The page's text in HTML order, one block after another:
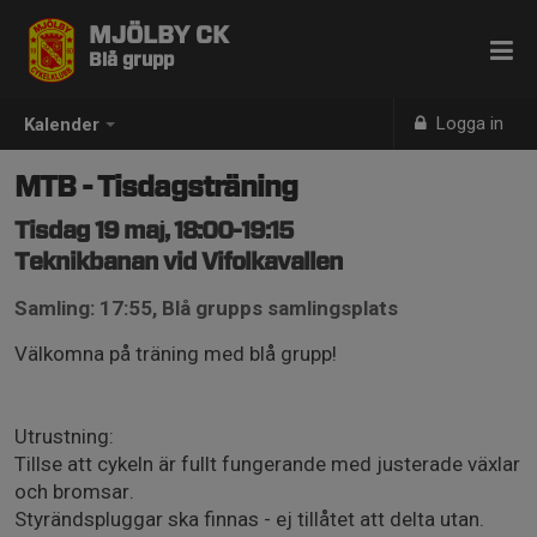
Kalender Logga in
MJÖLBY CK
Blå grupp
MTB - Tisdagsträning
Tisdag 19 maj, 18:00-19:15
Teknikbanan vid Vifolkavallen
Samling: 17:55, Blå grupps samlingsplats
Välkomna på träning med blå grupp!
Utrustning:
Tillse att cykeln är fullt fungerande med justerade växlar
och bromsar.
Styrändspluggar ska finnas - ej tillåtet att delta utan.